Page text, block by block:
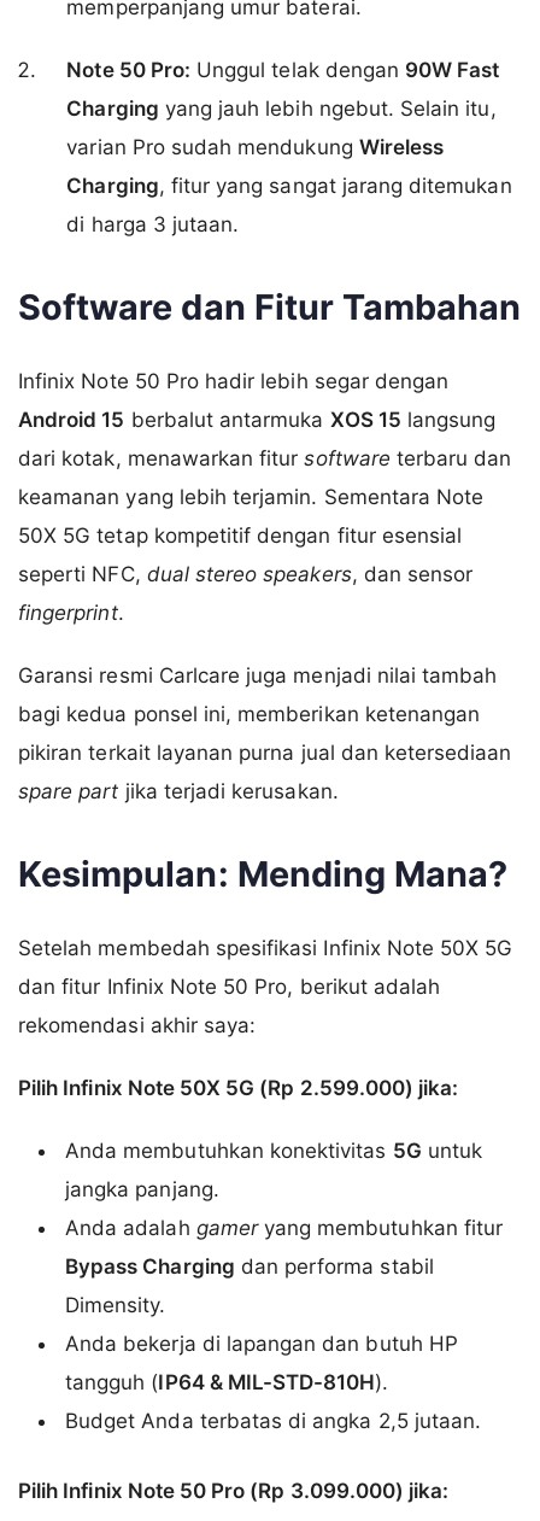
memperpanjang umur baterai.
Note 50 Pro: Unggul telak dengan 90W Fast
Charging yang jauh lebih ngebut. Selain itu,
varian Pro sudah mendukung Wireless
Charging, fitur yang sangat jarang ditemukan
di harga 3 jutaan.
Software dan Fitur Tambahan
Infinix Note 50 Pro hadir lebih segar dengan
Android 15 berbalut antarmuka XOS 15 langsung
dari kotak, menawarkan fitursoftware terbaru dan
keamanan yang lebih terjamin. Sementara Note
50X 5G tetap kompetitif dengan fitur esensial
seperti NFC, dual stereo speakers, dan sensor
fingerprint.
Garansi resmi Carlcare juga menjadi nilai tambah
bagi kedua ponsel ini, memberikan ketenangan
pikiran terkait layanan purna jual dan ketersediaan
spare part jika terjadi kerusakan.
Kesimpulan: Mending Mana?
Setelah membedah spesifikasi Infinix Note 50X 5G
dan fitur Infinix Note 50 Pro, berikut adalah
rekomendasi akhir saya:
Pilih Infinix Note 50X 5G (Rp 2.599.000) jika:
Anda membutuhkan konektivitas 5G untuk
jangka panjang.
Anda adalah gameryang membutuhkan fitur
Bypass Charging dan performa stabil
Dimensity.
Anda bekerja di lapangan dan butuh HP
tangguh (IP64 & MIL-STD-810H).
Budget Anda terbatas di angka 2,5 jutaan.
Pilih Infinix Note 50 Pro (Rp 3.099.000) jika: